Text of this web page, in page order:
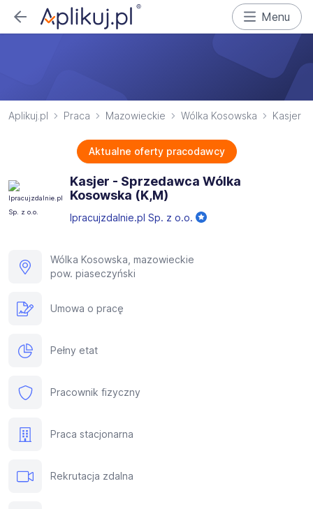
Menu
Aplikuj.pl Praca Mazowieckie Wólka Kosowska Kasjer
Aktualne oferty pracodawcy
Kasjer - Sprzedawca Wólka
Kosowska (K,M)
Ipracujzdalnie.pl Sp. z o.o.
Wólka Kosowska, mazowieckie
pow. piaseczyński
Umowa o pracę
Pełny etat
Pracownik fizyczny
Praca stacjonarna
Rekrutacja zdalna